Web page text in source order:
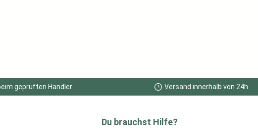
geprüften Händler Versand innerhalb von 24h
Du brauchst Hilfe?